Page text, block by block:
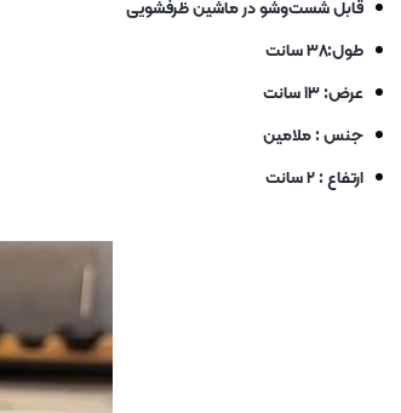
قابل شست‌وشو در ماشین ظرفشویی
طول:۳۸ سانت
عرض: ۱۳ سانت
جنس : ملامین
ارتفاع : ۲ سانت